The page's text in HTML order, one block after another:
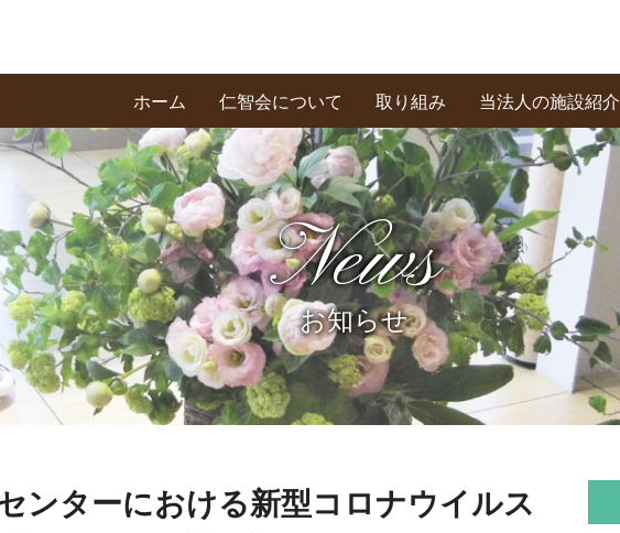
ホーム 仁智会について
基本理念・あいさつ
創業の精神
私たちの信条
取り組み 当法人の施設紹介
News
お知らせ
ンターにおける新型コロナウイルス